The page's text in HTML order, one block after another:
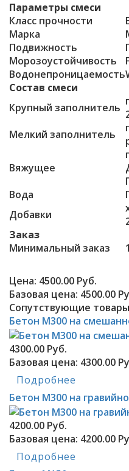
Параметры смеси
Класс прочности
Марка
Подвижность
Морозоустойчивость
Водонепроницаемость
Состав смеси
Крупный заполнитель
Мелкий заполнитель
Вяжущее
Вода
Добавки
Заказ
Минимальный заказ
Цена: 4500.00 Руб.
Базовая цена: 4500.00
Сопутствующие товары
Бетон М300 на
4300.00 Руб.
Базовая цена: 4300.00
Подробнее
Бетон М300 на
4200.00 Руб.
Базовая цена: 4200.00
Подробнее